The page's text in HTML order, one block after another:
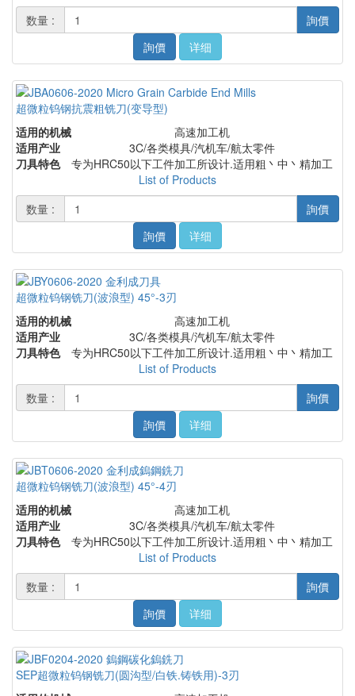
数量 :
詢價
詢價
详细
超微粒钨钢抗震粗铣刀(变导型)
适用的机械
高速加工机
适用产业
3C/各类模具/汽机车/航太零件
刀具特色
专为HRC50以下工件加工所设计.适用粗丶中丶精加工
List of Products
数量 :
詢價
詢價
详细
超微粒钨钢铣刀(波浪型) 45°-3刃
适用的机械
高速加工机
适用产业
3C/各类模具/汽机车/航太零件
刀具特色
专为HRC50以下工件加工所设计.适用粗丶中丶精加工
List of Products
数量 :
詢價
詢價
详细
超微粒钨钢铣刀(波浪型) 45°-4刃
适用的机械
高速加工机
适用产业
3C/各类模具/汽机车/航太零件
刀具特色
专为HRC50以下工件加工所设计.适用粗丶中丶精加工
List of Products
数量 :
詢價
詢價
详细
SEP超微粒钨钢铣刀(圆沟型/白铁.铸铁用)-3刃